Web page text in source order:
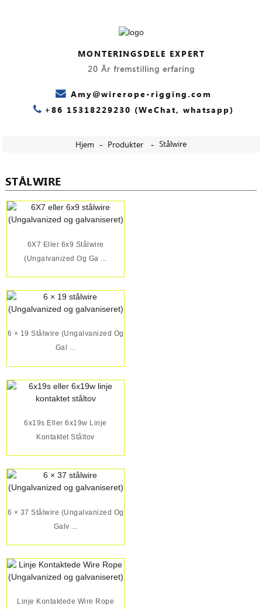
MONTERINGSDELE EXPERT
20 År fremstilling erfaring
Amy@wirerope-rigging.com
+86 15318229230 (WeChat, whatsapp)
Hjem Produkter Stålwire
STÅLWIRE
6X7 Eller 6x9 Stålwire
(Ungalvanized Og Ga ...
6 × 19 Stålwire (Ungalvanized Og
Gal ...
6x19s Eller 6x19w Linje
Kontaktet Ståltov
6 × 37 Stålwire (Ungalvanized Og
Galv ...
Linje Kontaktede Wire Rope